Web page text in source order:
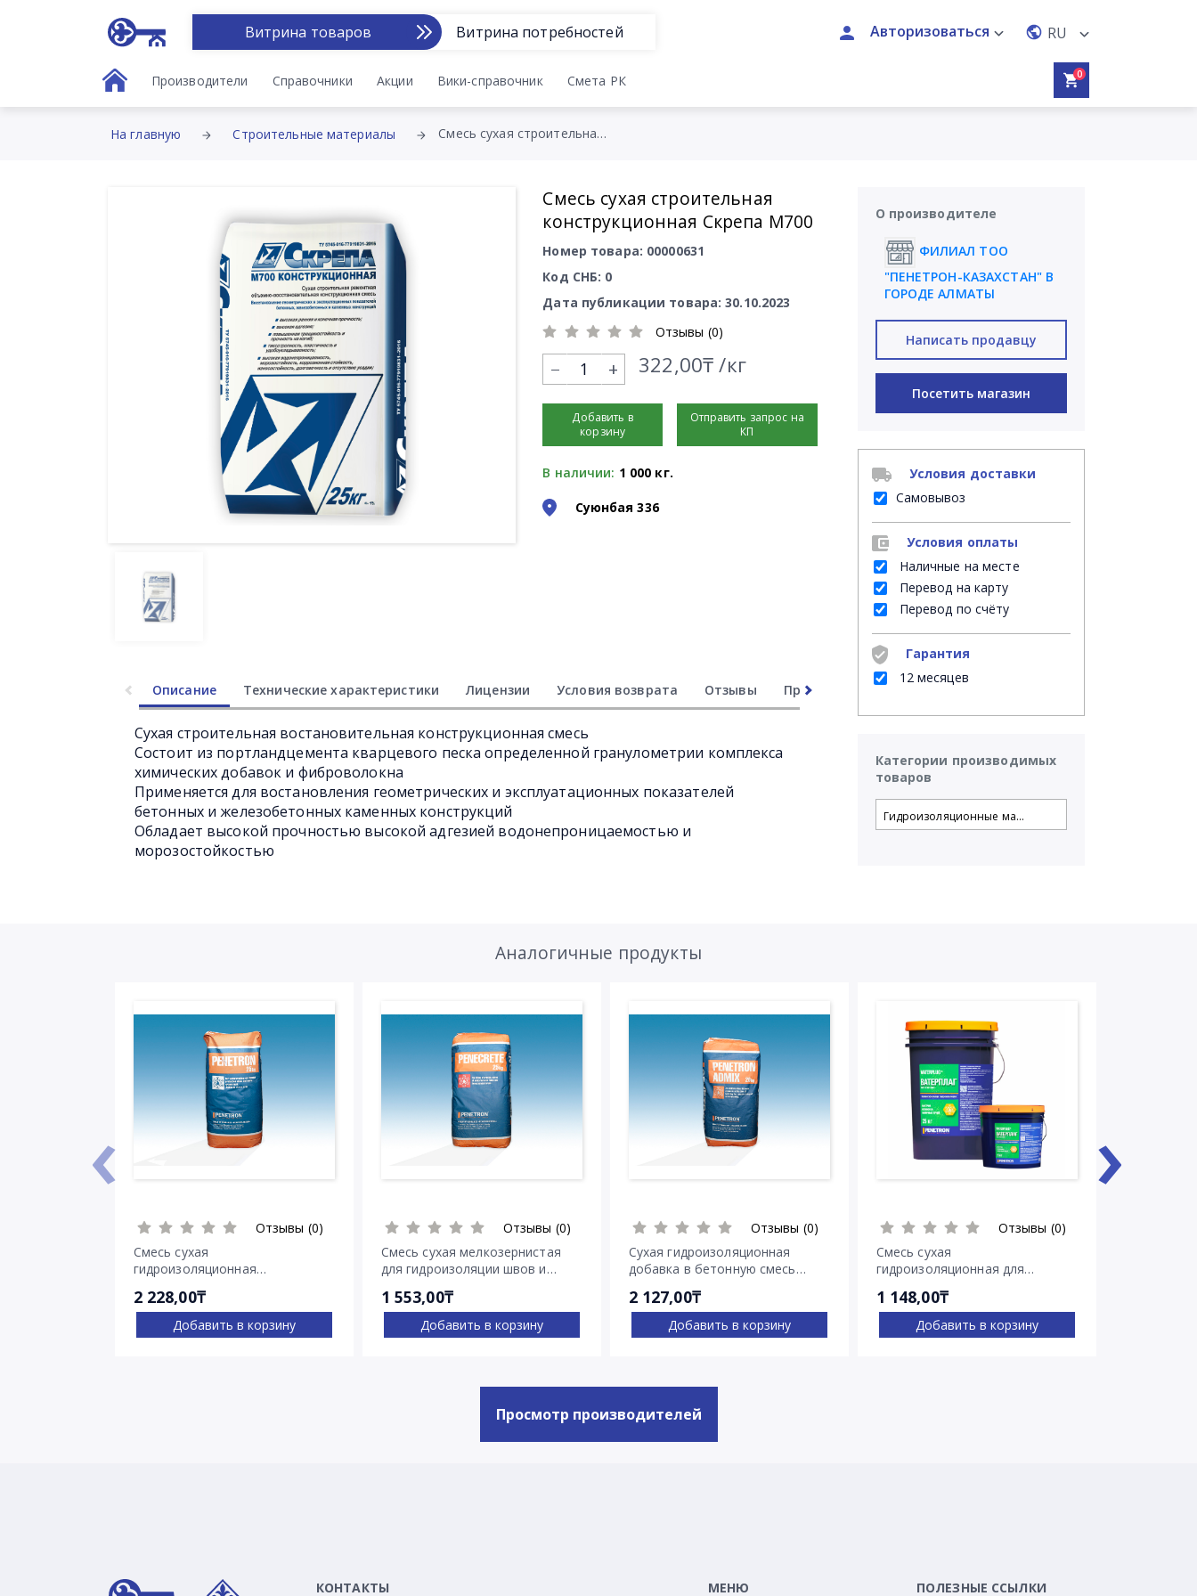
Витрина товаров Витрина потребностей Авторизоваться RU
Производители Справочники Акции Вики-справочник Смета РК 0
На главную Строительные материалы Смесь сухая строительная конструкционная Скрепа М700
Смесь сухая строительная
конструкционная Скрепа М700
Номер товара: 00000631
Код СНБ: 0
Дата публикации товара: 30.10.2023
Отзывы (0)
+ 322,00₸ /кг
Добавить в
корзину
Отправить запрос на
КП
В наличии: 1 000 кг.
Суюнбая 336
Описание Технические характеристики Лицензии Условия возврата Отзывы Прочее Часто задаваемые вопросы
Сухая строительная востановительная конструкционная смесь
Состоит из портландцемента кварцевого песка определенной гранулометрии комплекса
химических добавок и фиброволокна
Применяется для востановления геометрических и эксплуатационных показателей
бетонных и железобетонных каменных конструкций
Обладает высокой прочностью высокой адгезией водонепроницаемостью и
морозостойкостью
О производителе
ФИЛИАЛ ТОО
"ПЕНЕТРОН-КАЗАХСТАН" В
ГОРОДЕ АЛМАТЫ
Написать продавцу
Посетить магазин
Условия доставки
Самовывоз
Условия оплаты
Наличные на месте
Перевод на карту
Перевод по счёту
Гарантия
12 месяцев
Категории производимых
товаров
Гидроизоляционные ма...
Аналогичные продукты
Отзывы (0)
Смесь сухая
гидроизоляционная
Пенетрон
2 228,00₸
Добавить в корзину
Отзывы (0)
Смесь сухая мелкозернистая
для гидроизоляции швов и
1 553,00₸
Добавить в корзину
Отзывы (0)
Сухая гидроизоляционная
добавка в бетонную смесь
2 127,00₸
Добавить в корзину
Отзывы (0)
Смесь сухая
гидроизоляционная для
Ватерплаг
1 148,00₸
Добавить в корзину
‹ ›
Просмотр производителей
КОНТАКТЫ МЕНЮ ПОЛЕЗНЫЕ ССЫЛКИ